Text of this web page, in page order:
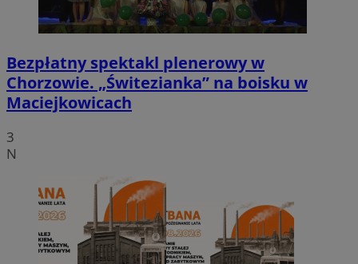
Bezpłatny spektakl plenerowy w
Chorzowie. „Świtezianka” na boisku w
Maciejkowicach
3
N